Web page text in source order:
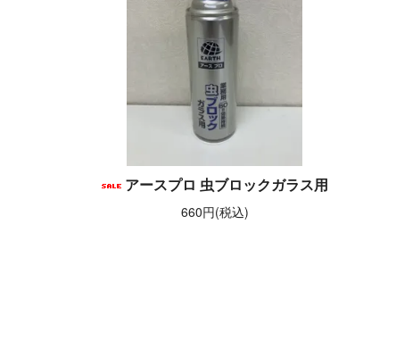
アースプロ 虫ブロックガラス用
660円(税込)